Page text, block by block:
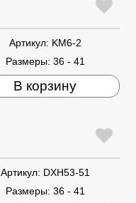
Артикул: KM6-2
Размеры: 36 - 41
В корзину
Артикул: DXH53-51
Размеры: 36 - 41